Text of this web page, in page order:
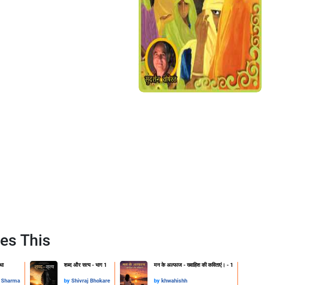
This
Sharma
शब्द और सत्य - भाग 1
by Shivraj Bhokare
मन के अल्फाज - ख्वाहिश की कविताएं। - 1
by khwahishh